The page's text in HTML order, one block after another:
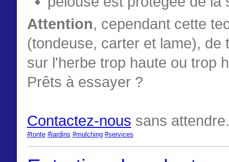
Attention, cependant cette
(tondeuse, carter et lame), de
sur l'herbe trop haute ou trop
Prêts à essayer ?
Contactez-nous sans
‪#‎tonte‬ ‪#‎jardins‬ ‪#‎mulching‬ ‪#‎services‬